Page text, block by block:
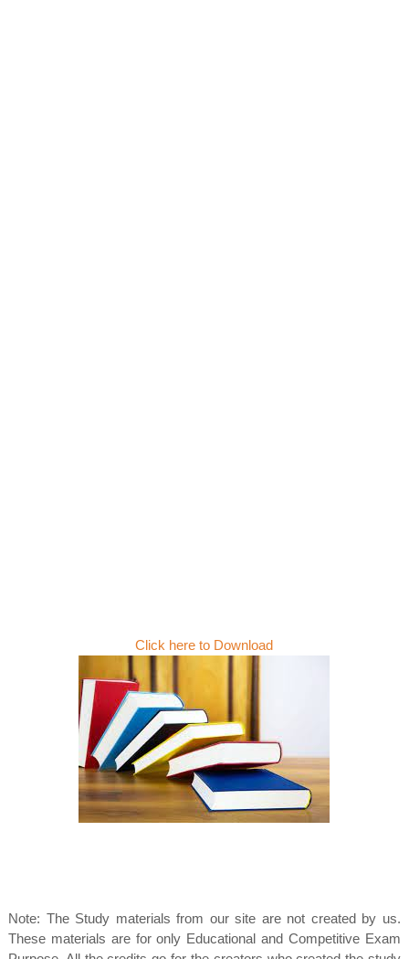
Click here to Download
Note: The Study materials from our site are not created by us.
These materials are for only Educational and Competitive Exam